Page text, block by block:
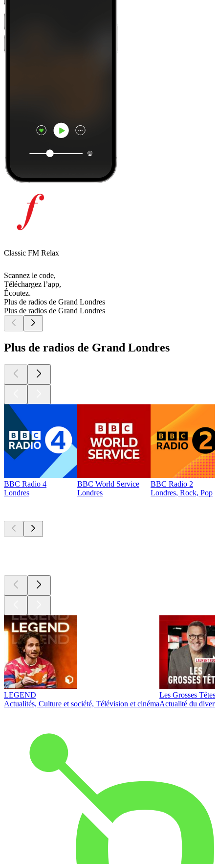
Classic FM Relax
Scannez le code,
Téléchargez l’app,
Écoutez.
Plus de radios de Grand Londres
Plus de radios de Grand Londres
Plus de radios de Grand Londres
BBC Radio 4
Londres
BBC World Service
Londres
BBC Radio 2
Londres, Rock, Pop
LEGEND
Actualités, Culture et société, Télévision et cinéma
Les Grosses Têtes
Actualité du